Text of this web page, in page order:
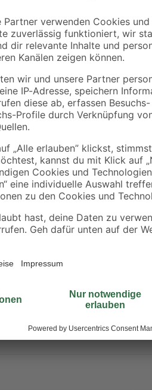
Bodenfliese 'Star'
anthrazit 30,5 x 61 cm
14,99
16,99 € / m²
22,34 € / Pack
Filigran
Gittern
Violett
ab
Pflanzen